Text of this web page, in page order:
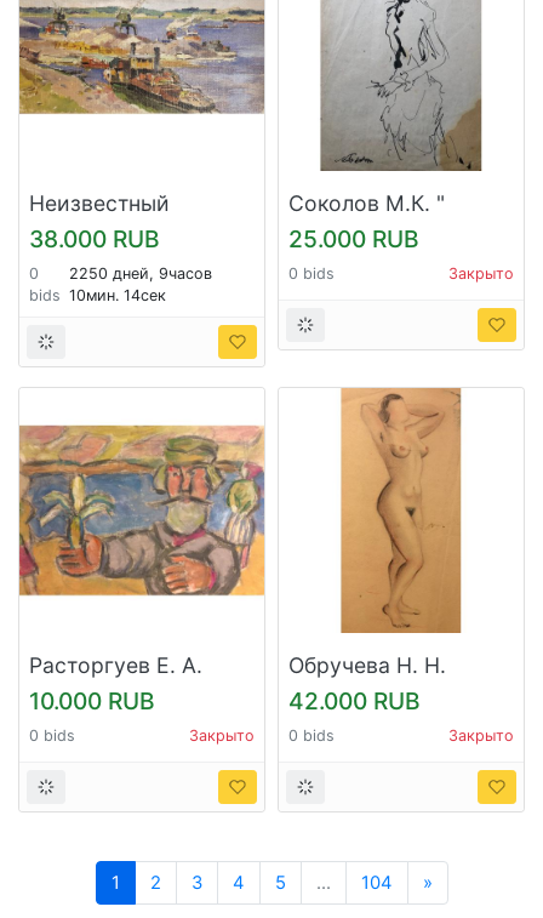
Неизвестный
художник. "Речной
порт"
38.000 RUB
0
bids
2250 дней, 9часов
10мин. 14сек
Соколов М.К. "
Портрет дамы в три
четверти"
25.000 RUB
0 bids Закрыто
Расторгуев Е. А.
"Мужик с цветком"
10.000 RUB
0 bids Закрыто
Обручева Н. Н.
"Обнаженная"
42.000 RUB
0 bids Закрыто
1 2 3 4 5 ... 104 »Следующий